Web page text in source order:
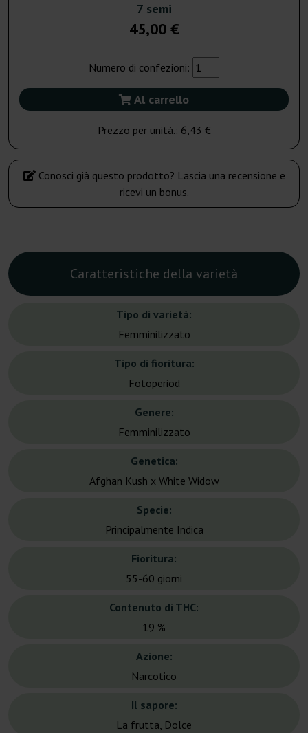
7 semi
45,00 €
Numero di confezioni:
Al carrello
Prezzo per unità.: 6,43 €
Conosci già questo prodotto? Lascia una recensione e
ricevi un bonus.
Caratteristiche della varietà
Tipo di varietà:
Femminilizzato
Tipo di fioritura:
Fotoperiod
Genere:
Femminilizzato
Genetica:
Afghan Kush x White Widow
Specie:
Principalmente Indica
Fioritura:
55-60 giorni
Contenuto di THC:
19 %
Azione:
Narcotico
Il sapore:
La frutta, Dolce